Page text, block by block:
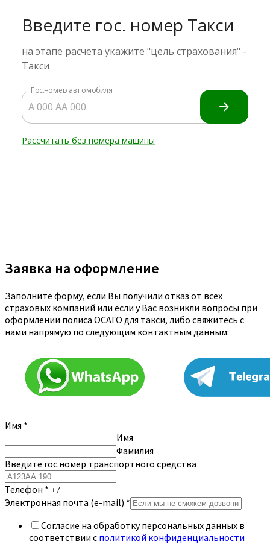
Заявка на оформление
Заполните форму, если Вы получили отказ от всех
страховых компаний или если у Вас возникли вопросы при
оформлении полиса ОСАГО для такси, либо свяжитесь с
нами напрямую по следующим контактным данным:
Имя *
Имя
Фамилия
Введите гос.номер транспортного средства
Телефон *
Электронная почта (e-mail) *
Согласие на обработку персональных данных в
соответствии с политикой конфиденциальности